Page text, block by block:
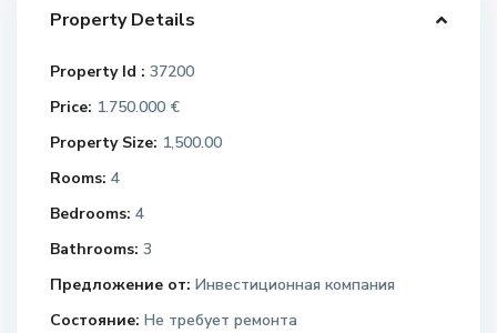
Property Details
Property Id : 37200
Price: 1.750.000 €
Property Size: 1,500.00
Rooms: 4
Bedrooms: 4
Bathrooms: 3
Предложение от: Инвестиционная компания
Состояние: Не требует ремонта